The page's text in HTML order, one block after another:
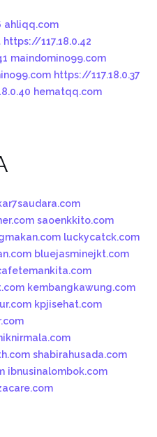
ahliqq.com
https://117.18.0.42
maindomino99.com
https://117.18.0.37
hematqq.com
saoenkkito.com
luckycatck.com
bluejasminejkt.com
kembangkawung.com
kpjisehat.com
shabirahusada.com
ibnusinalombok.com